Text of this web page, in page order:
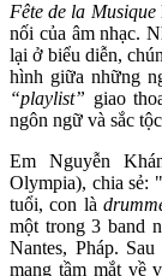
Fête de la Musique
nối của âm nhạc.
lại ở biểu diễn,
hình giữa những
“playlist” giao
ngôn ngữ và sắc
Em Nguyễn
Olympia), chia sẻ:
tuổi, con là
một trong 3 band
Nantes, Pháp.
mang tầm mắt về